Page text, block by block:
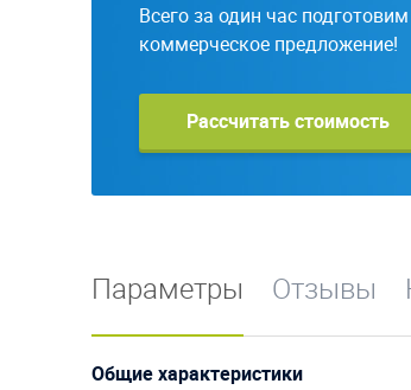
Всего за один час
коммерческое предложение!
Рассчитать стоимость
Параметры Отзывы
Общие характеристики